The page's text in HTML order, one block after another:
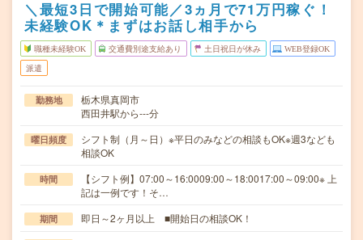
＼最短3日で開始可能／3ヵ月で71万円稼ぐ！
未経験OK＊まずはお話し相手から
職種未経験OK 交通費別途支給あり 土日祝日が休み WEB登録OK
派遣
勤務地
栃木県真岡市
西田井駅から---分
曜日頻度
シフト制（月～日）※平日のみなどの相談もOK※週3なども
相談OK
時間
【シフト例】07:00～16:0009:00～18:0017:00～09:00※ 上
記は一例です！そ…
期間 即日～2ヶ月以上 ■開始日の相談OK！